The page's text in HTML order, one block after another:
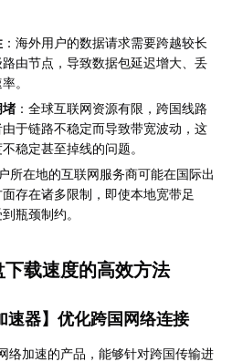
：海外用户的数据请求需要跨越较长
由节点，导致数据包延迟增大、丢
。
堵 ：全球互联网资源有限，跨国线路
于链路不稳定而导致带宽波动，这
稳定甚至掉线的问题。
所在地的互联网服务商可能在国际出
存在诸多限制，即使本地宽带足
瓶颈制约。
载速度的高效方法
速器】优化跨国网络连接
络加速的产品，能够针对跨国传输进